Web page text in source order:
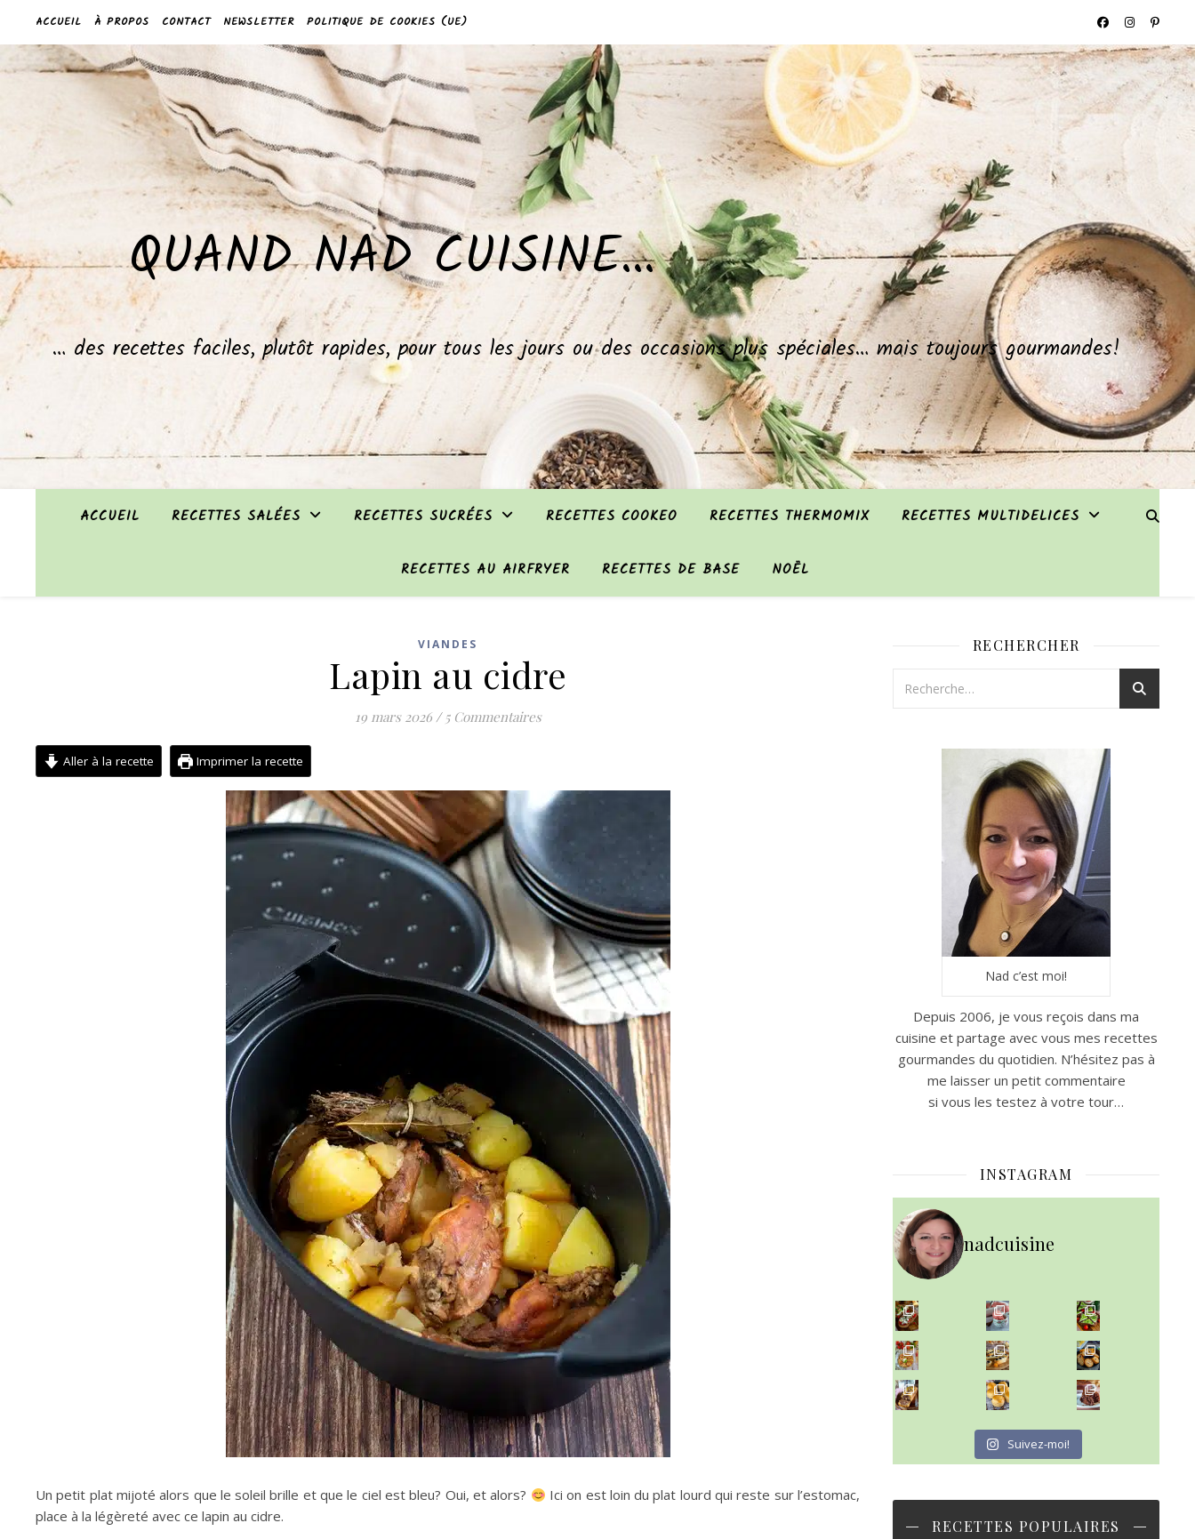
ACCUEIL À PROPOS CONTACT NEWSLETTER POLITIQUE DE COOKIES (UE)
QUAND NAD CUISINE…
… des recettes faciles, plutôt rapides, pour tous les jours ou des occasions plus spéciales… mais toujours gourmandes!
ACCUEIL RECETTES SALÉES RECETTES SUCRÉES RECETTES COOKEO RECETTES THERMOMIX RECETTES MULTIDELICES
RECETTES AU AIRFRYER RECETTES DE BASE NOËL
VIANDES
Lapin au cidre
19 mars 2026 / 5 Commentaires
Aller à la recette Imprimer la recette
Un petit plat mijoté alors que le soleil brille et que le ciel est bleu? Oui, et alors?
Ici on est loin du plat lourd qui reste sur l’estomac,
place à la légèreté avec ce lapin au cidre.
RECHERCHER
Nad c’est moi!
Depuis 2006, je vous reçois dans ma
cuisine et partage avec vous mes recettes
gourmandes du quotidien. N’hésitez pas à
me laisser un petit commentaire
si vous les testez à votre tour…
INSTAGRAM
nadcuisine
~ NICE CREAM À LA FRAISE ~
Presque un mois que
~ SALADE DE PÂTES AUX DEUX TOMATES THON ET BURRA
~ FINANCIERS MYRTILLES ET CITRON ~
Aujourd'hu
~ BUNS MAISON ~
Un peu de boulange par ici au
~ GÂTEAU FONDANT CHOCO NOISETTE ~
C'est lundi
Suivez-moi!
RECETTES POPULAIRES